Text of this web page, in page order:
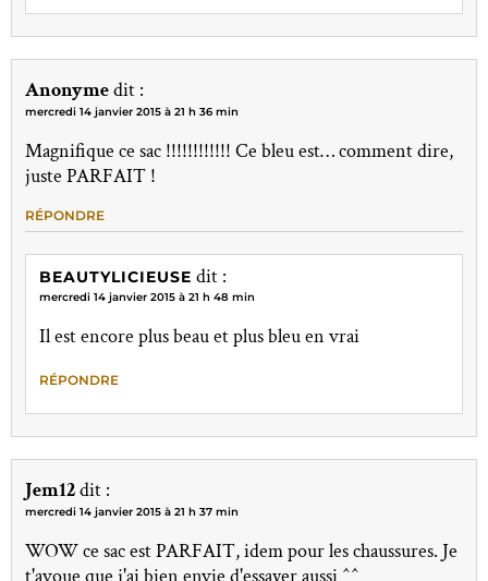
Anonymedit :
mercredi 14 janvier 2015 à 21 h 36 min
Magnifique ce sac !!!!!!!!!!!! Ce bleu est… comment dire,
juste PARFAIT !
RÉPONDRE
BEAUTYLICIEUSE dit :
mercredi 14 janvier 2015 à 21 h 48 min
Il est encore plus beau et plus bleu en vrai
RÉPONDRE
Jem12dit :
mercredi 14 janvier 2015 à 21 h 37 min
WOW ce sac est PARFAIT, idem pour les chaussures. Je